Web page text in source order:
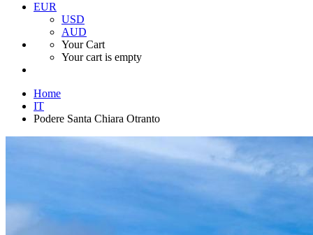
EUR
USD
AUD
Your Cart
Your cart is empty
Home
IT
Podere Santa Chiara Otranto